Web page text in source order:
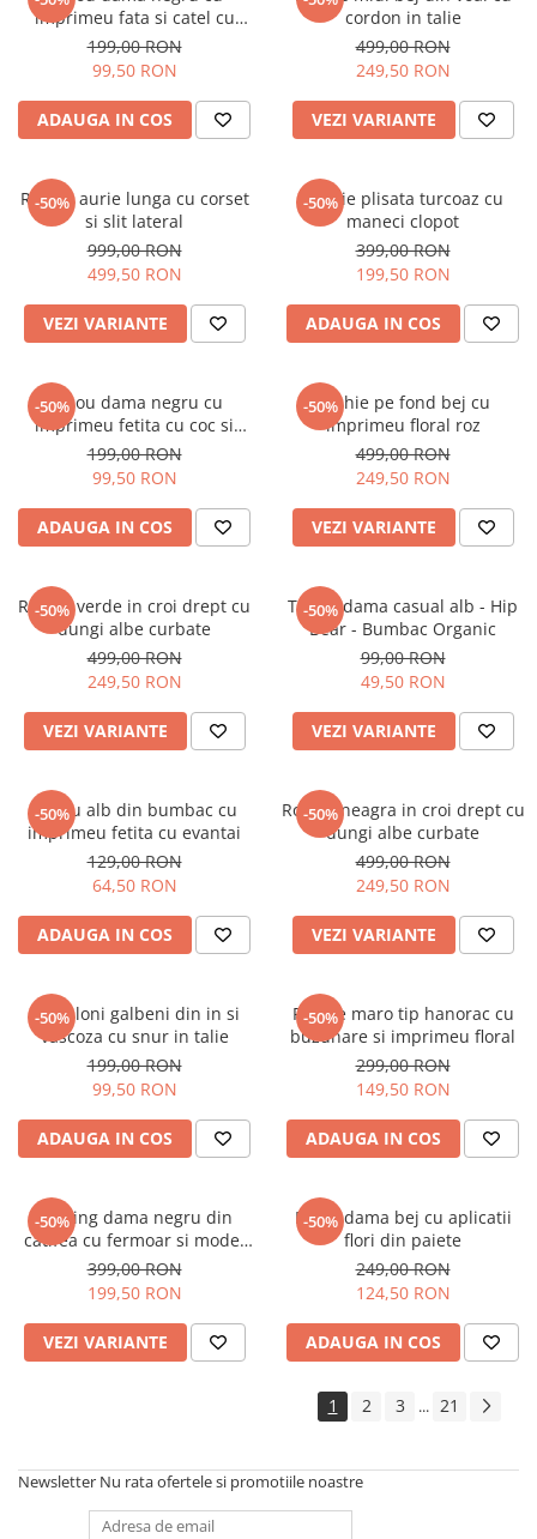
imprimeu fata si catel cu
ochelari
199,00 RON
99,50 RON
ADAUGA IN COS
cordon in talie
499,00 RON
249,50 RON
VEZI VARIANTE
-50%
Rochie aurie lunga cu corset
si slit lateral
999,00 RON
499,50 RON
VEZI VARIANTE
-50%
Rochie plisata turcoaz cu
maneci clopot
399,00 RON
199,50 RON
ADAUGA IN COS
-50%
Tricou dama negru cu
imprimeu fetita cu coc si
ochelari albastrii
199,00 RON
99,50 RON
ADAUGA IN COS
-50%
Rochie pe fond bej cu
imprimeu floral roz
499,00 RON
249,50 RON
VEZI VARIANTE
-50%
Rochie verde in croi drept cu
dungi albe curbate
499,00 RON
249,50 RON
VEZI VARIANTE
-50%
Tricou dama casual alb - Hip
Bear - Bumbac Organic
99,00 RON
49,50 RON
VEZI VARIANTE
-50%
Tricou alb din bumbac cu
imprimeu fetita cu evantai
129,00 RON
64,50 RON
ADAUGA IN COS
-50%
Rochie neagra in croi drept cu
dungi albe curbate
499,00 RON
249,50 RON
VEZI VARIANTE
-50%
Pantaloni galbeni din in si
vascoza cu snur in talie
199,00 RON
99,50 RON
ADAUGA IN COS
-50%
Rochie maro tip hanorac cu
buzunare si imprimeu floral
299,00 RON
149,50 RON
ADAUGA IN COS
-50%
Trening dama negru din
catifea cu fermoar si model
pe jacheta
399,00 RON
199,50 RON
VEZI VARIANTE
-50%
Bluza dama bej cu aplicatii
flori din paiete
249,00 RON
124,50 RON
ADAUGA IN COS
1 2 3 ... 21
Newsletter Nu rata ofertele si promotiile noastre